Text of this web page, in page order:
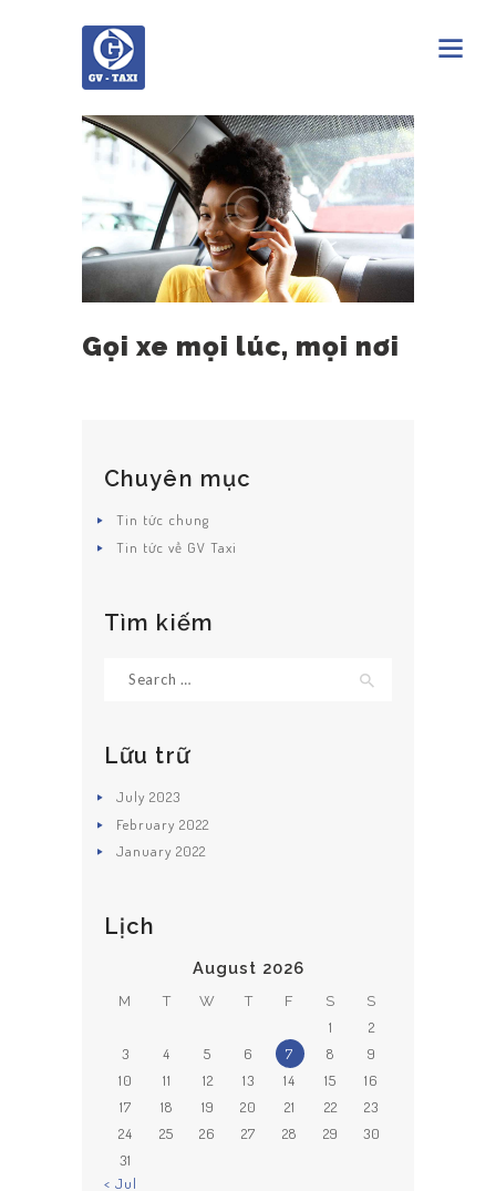
TRANG CHỦ
Gọi xe mọi lúc, mọi nơi
Chuyên mục
Tin tức chung
Tin tức về GV Taxi
Tìm kiếm
Lữu trữ
July2023
February2022
January2022
Lịch
August 2026
M T W T F S S
1
2
3
4 5 6 7 8
9
10
11 12 13 14 15
16
17
18 19 20 21 22
23
24
25 26 27 28 29
30
31
« Jul